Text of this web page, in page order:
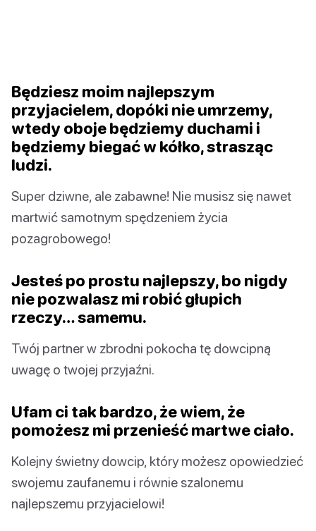
Będziesz moim najlepszym
przyjacielem, dopóki nie umrzemy,
wtedy oboje będziemy duchami i
będziemy biegać w kółko, strasząc
ludzi.
Super dziwne, ale zabawne! Nie musisz się nawet
martwić samotnym spędzeniem życia
pozagrobowego!
Jesteś po prostu najlepszy, bo nigdy
nie pozwalasz mi robić głupich
rzeczy… samemu.
Twój partner w zbrodni pokocha tę dowcipną
uwagę o twojej przyjaźni.
Ufam ci tak bardzo, że wiem, że
pomożesz mi przenieść martwe ciało.
Kolejny świetny dowcip, który możesz opowiedzieć
swojemu zaufanemu i równie szalonemu
najlepszemu przyjacielowi!